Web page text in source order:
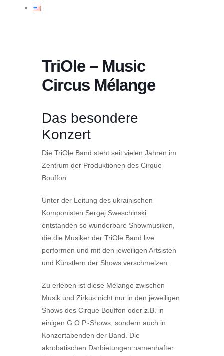
TriOle – Music
Circus Mélange
Das besondere
Konzert
Die TriOle Band steht seit vielen Jahren im
Zentrum der Produktionen des Cirque
Bouffon.
Unter der Leitung des ukrainischen
Komponisten Sergej Sweschinski
entstanden so wunderbare Showmusiken,
die die Musiker der TriOle Band live
performen und mit den jeweiligen Artsisten
und Künstlern der Shows verschmelzen.
Zu erleben ist diese Mélange zwischen
Musik und Zirkus nicht nur in den jeweiligen
Shows des Cirque Bouffon oder z.B. in
einigen G.O.P.-Shows, sondern auch in
Konzertabenden der Band. Die
akrobatischen Darbietungen namenhafter